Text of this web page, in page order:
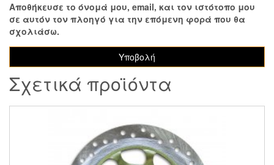
Αποθήκευσε το όνομά μου, email, και τον ιστότοπο μου
σε αυτόν τον πλοηγό για την επόμενη φορά που θα
σχολιάσω.
Σχετικά προϊόντα